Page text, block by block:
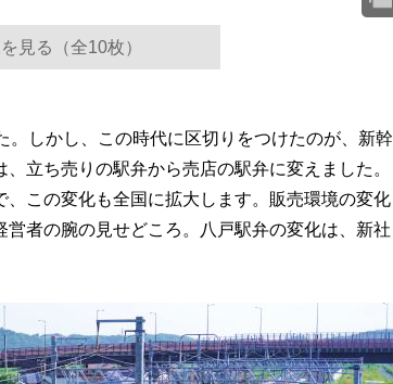
見る（全10枚）
しかし、この時代に区切りをつけたのが、新幹
立ち売りの駅弁から売店の駅弁に変えました。
この変化も全国に拡大します。販売環境の変化
者の腕の見せどころ。八戸駅弁の変化は、新社